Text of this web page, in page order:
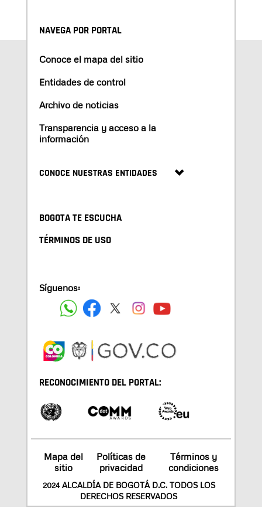
NAVEGA POR PORTAL
Conoce el mapa del sitio
Entidades de control
Archivo de noticias
Transparencia y acceso a la
información
CONOCE NUESTRAS ENTIDADES
BOGOTA TE ESCUCHA
TÉRMINOS DE USO
Síguenos:
RECONOCIMIENTO DEL PORTAL:
Mapa del
sitio
Políticas de
privacidad
Términos y
condiciones
2024 ALCALDÍA DE BOGOTÁ D.C. TODOS LOS
DERECHOS RESERVADOS